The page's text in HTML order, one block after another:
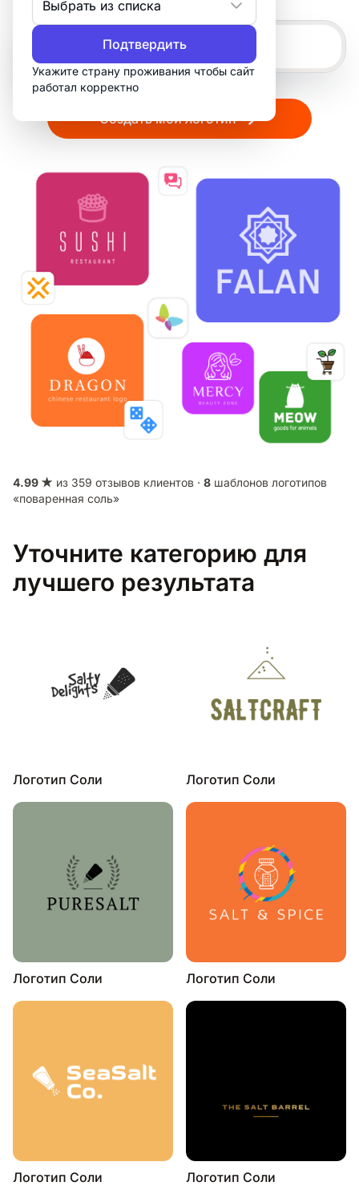
Выбрать из списка
Подтвердить
Укажите страну проживания чтобы сайт
работал корректно
Создать мой логотип
4.99 ★ из 359 отзывов клиентов · 8 шаблонов логотипов
«поваренная соль»
Уточните категорию для
лучшего результата
Логотип Соли Логотип Соли
Логотип Соли Логотип Соли
Логотип Соли Логотип Соли